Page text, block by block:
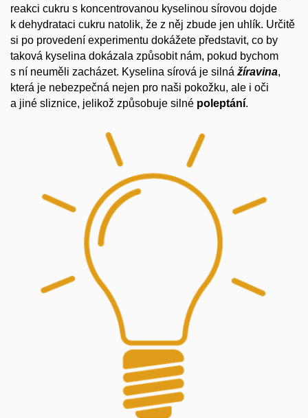
reakci cukru s koncentrovanou kyselinou sírovou dojde
k dehydrataci cukru natolik, že z něj zbude jen uhlík. Určitě
si po provedení experimentu dokážete představit, co by
taková kyselina dokázala způsobit nám, pokud bychom
s ní neuměli zacházet. Kyselina sírová je silná žíravina,
která je nebezpečná nejen pro naši pokožku, ale i oči
a jiné sliznice, jelikož způsobuje silné poleptání.